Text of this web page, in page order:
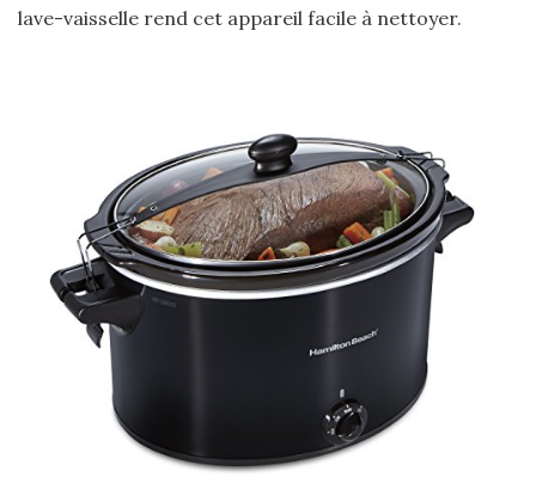
lave-vaisselle rend cet appareil facile à nettoyer.